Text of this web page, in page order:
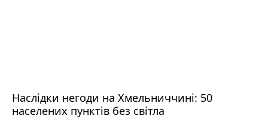
Наслідки негоди на Хмельниччині: 50
населених пунктів без світла